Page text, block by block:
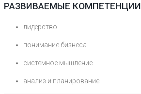
РАЗВИВАЕМЫЕ КОМПЕТЕНЦИИ
лидерство
понимание бизнеса
системное мышление
анализ и планирование